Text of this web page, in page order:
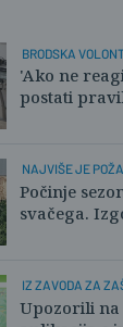
BRODSKA
'Ako ne
postati
NAJVIŠE JE
Počinje
svačega.
IZ ZAVODA ZA
Upozorili na